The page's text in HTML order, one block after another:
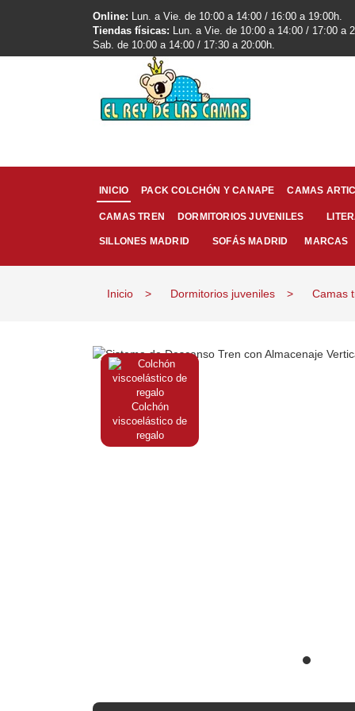
Online: Lun. a Vie. de 10:00 a 14:00 / 16:00 a 19:00h.
Tiendas físicas: Lun. a Vie. de 10:00 a 14:00 / 17:00 a
Sab. de 10:00 a 14:00 / 17:30 a 20:00h.
INICIO PACK COLCHÓN Y CANAPE CAMAS
CAMAS TREN DORMITORIOS JUVENILES
SILLONES MADRID SOFÁS MADRID MARCAS
Inicio Dormitorios juveniles Camas
Colchón
viscoelástico de
regalo